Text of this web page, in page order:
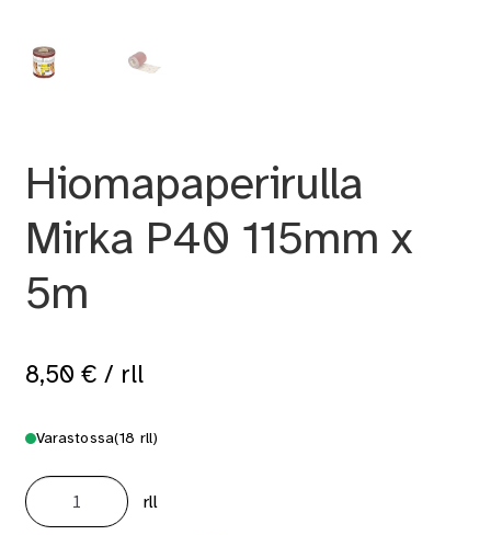
Hiomapaperirulla
Mirka P40 115mm x
5m
8,50 € / rll
Varastossa(18 rll)
Hiomapaperirulla
Mirka
P40
115mm
rll